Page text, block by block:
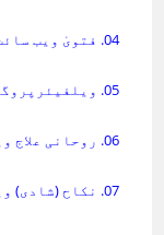
04. فتویٰ ویب سائٹ
05. ویلفیئرپروگرام پلیٹ فارم
06. روحانی علاج ویب سائٹ
07. نکاح (شادی) ویب سائٹ